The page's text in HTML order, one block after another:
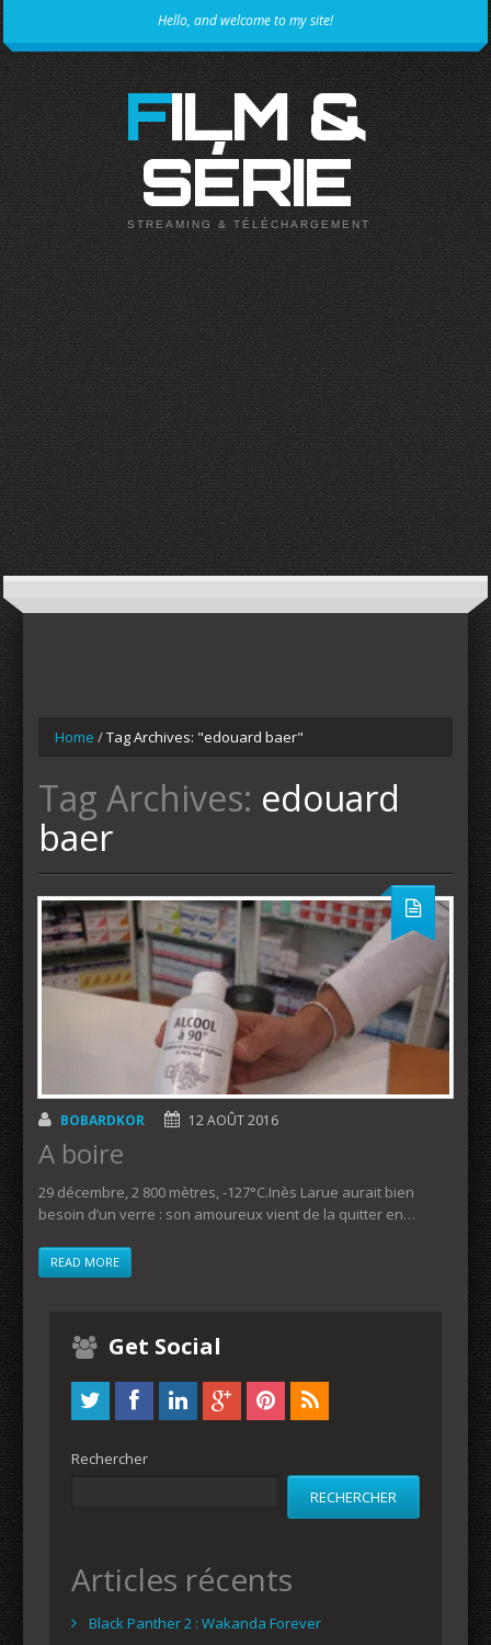
Hello, and welcome to my site!
FILM &
SÉRIE
STREAMING & TÉLÉCHARGEMENT
Home /Tag Archives: "edouard baer"
Tag Archives: edouard
baer
BOBARDKOR 12 AOÛT 2016
A boire
29 décembre, 2 800 mètres, -127°C.Inès Larue aurait bien
besoin d’un verre : son amoureux vient de la quitter en…
READ MORE
Get Social
Rechercher
RECHERCHER
Articles récents
Black Panther 2 : Wakanda Forever